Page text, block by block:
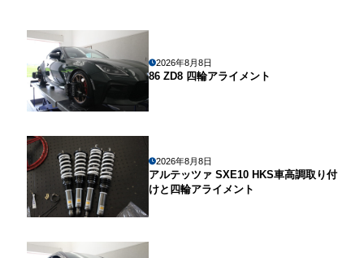
2026年8月8日
86 ZD8 四輪アライメント
2026年8月8日
アルテッツァ SXE10 HKS車高調取り付
けと四輪アライメント